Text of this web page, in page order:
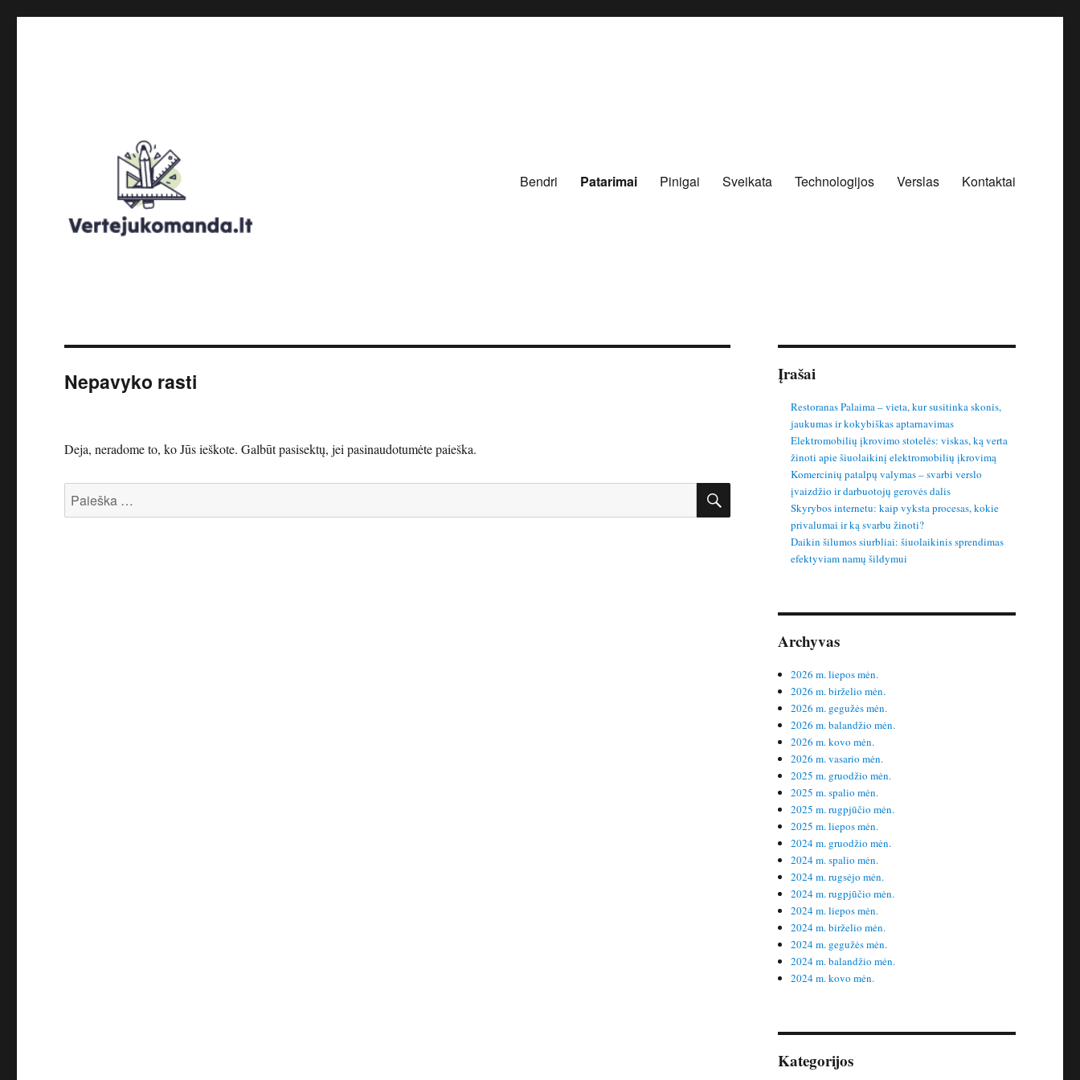
Bendri Patarimai Pinigai Sveikata Technologijos Verslas Kontaktai
Nepavyko rasti
Deja, neradome to, ko Jūs ieškote. Galbūt pasisektų, jei pasinaudotumėte paieška.
Ieškoti: IEŠKOTI
Įrašai
Restoranas Palaima – vieta, kur susitinka skonis,
jaukumas ir kokybiškas aptarnavimas
Elektromobilių įkrovimo stotelės: viskas, ką verta
žinoti apie šiuolaikinį elektromobilių įkrovimą
Komercinių patalpų valymas – svarbi verslo
įvaizdžio ir darbuotojų gerovės dalis
Skyrybos internetu: kaip vyksta procesas, kokie
privalumai ir ką svarbu žinoti?
Daikin šilumos siurbliai: šiuolaikinis sprendimas
efektyviam namų šildymui
Archyvas
2026 m. liepos mėn.
2026 m. birželio mėn.
2026 m. gegužės mėn.
2026 m. balandžio mėn.
2026 m. kovo mėn.
2026 m. vasario mėn.
2025 m. gruodžio mėn.
2025 m. spalio mėn.
2025 m. rugpjūčio mėn.
2025 m. liepos mėn.
2024 m. gruodžio mėn.
2024 m. spalio mėn.
2024 m. rugsėjo mėn.
2024 m. rugpjūčio mėn.
2024 m. liepos mėn.
2024 m. birželio mėn.
2024 m. gegužės mėn.
2024 m. balandžio mėn.
2024 m. kovo mėn.
Kategorijos